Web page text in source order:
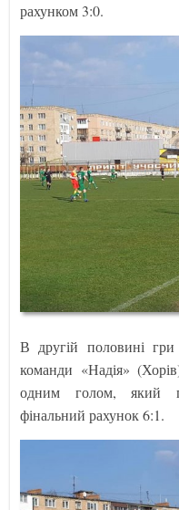
рахунком 3:0.
В другій половині
команди «Надія»
одним голом, який
фінальний рахунок 6:1.